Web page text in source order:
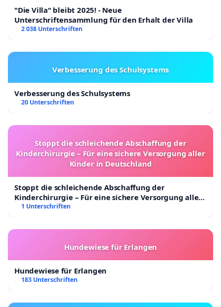
"Die Villa" bleibt 2025! - Neue
Unterschriftensammlung für den Erhalt der Villa
2 038 Unterschriften
Verbesserung des Schulsystems
Verbesserung des Schulsystems
20 Unterschriften
Stoppt die schleichende Abschaffung der
Kinderchirurgie – Für eine sichere Versorgung aller
Kinder in Deutschland
Stoppt die schleichende Abschaffung der
Kinderchirurgie – Für eine sichere Versorgung aller
Kinder in Deutschland
1 Unterschriften
Hundewiese für Erlangen
Hundewiese für Erlangen
183 Unterschriften